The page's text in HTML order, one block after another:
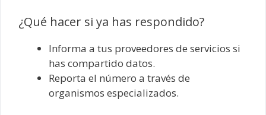
¿Qué hacer si ya has respondido?
Informa a tus proveedores de servicios si
has compartido datos.
Reporta el número a través de
organismos especializados.